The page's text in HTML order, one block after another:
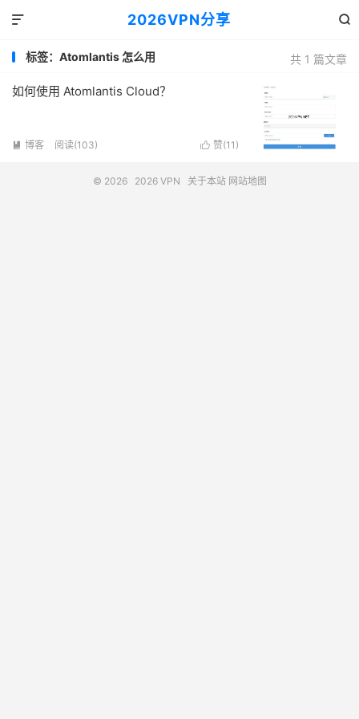
2026VPN分享 

共 1 篇文章
标签：Atomlantis 怎么用
如何使用 Atomlantis Cloud？
 赞(11 )
 博客 阅读(103)
© 2026 2026 VPN 关于本站 网站地图